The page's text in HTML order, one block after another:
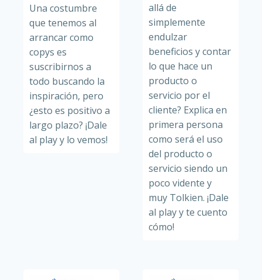
Una costumbre
que tenemos al
arrancar como
copys es
suscribirnos a
todo buscando la
inspiración, pero
¿esto es positivo a
largo plazo? ¡Dale
al play y lo vemos!
allá de
simplemente
endulzar
beneficios y contar
lo que hace un
producto o
servicio por el
cliente? Explica en
primera persona
como será el uso
del producto o
servicio siendo un
poco vidente y
muy Tolkien. ¡Dale
al play y te cuento
cómo!